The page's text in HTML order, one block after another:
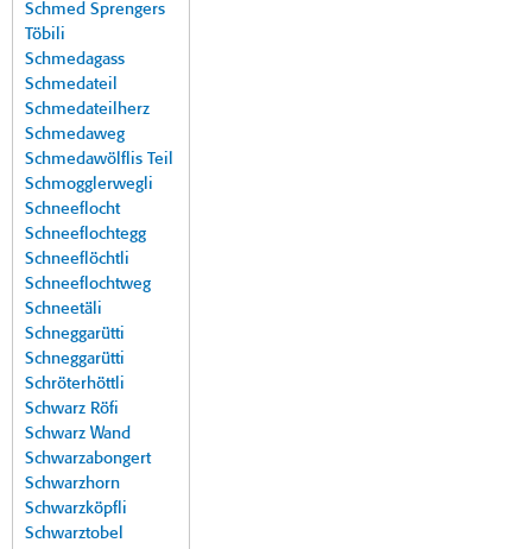
Schmed Sprengers
Töbili
Schmedagass
Schmedateil
Schmedateilherz
Schmedaweg
Schmedawölflis Teil
Schmogglerwegli
Schneeflocht
Schneeflochtegg
Schneeflöchtli
Schneeflochtweg
Schneetäli
Schneggarütti
Schneggarütti
Schröterhöttli
Schwarz Röfi
Schwarz Wand
Schwarzabongert
Schwarzhorn
Schwarzköpfli
Schwarztobel